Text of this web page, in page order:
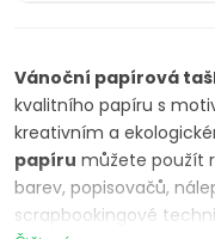
Vánoční papírová
kvalitního papíru s
kreativním a
papíru můžete použít
barev, popisovačů,
scrapbookingové